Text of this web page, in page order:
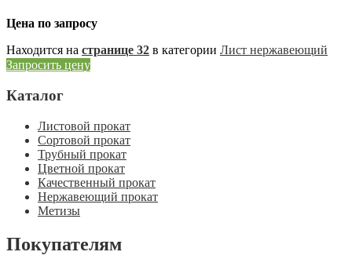
Цена по запросу
Находится на странице 32 в категории Лист нержавеющий
Запросить цену
Каталог
Листовой прокат
Сортовой прокат
Трубный прокат
Цветной прокат
Качественный прокат
Нержавеющий прокат
Метизы
Покупателям